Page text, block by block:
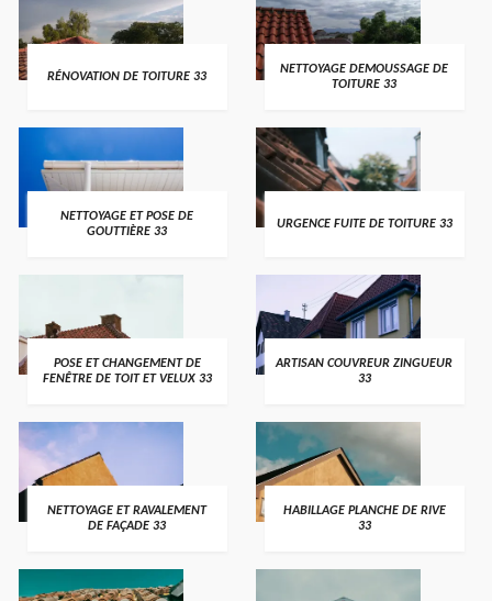
RÉNOVATION DE TOITURE 33
NETTOYAGE DEMOUSSAGE DE
TOITURE 33
NETTOYAGE ET POSE DE
GOUTTIÈRE 33
URGENCE FUITE DE TOITURE 33
POSE ET CHANGEMENT DE
FENÊTRE DE TOIT ET VELUX 33
ARTISAN COUVREUR ZINGUEUR
33
NETTOYAGE ET RAVALEMENT
DE FAÇADE 33
HABILLAGE PLANCHE DE RIVE
33